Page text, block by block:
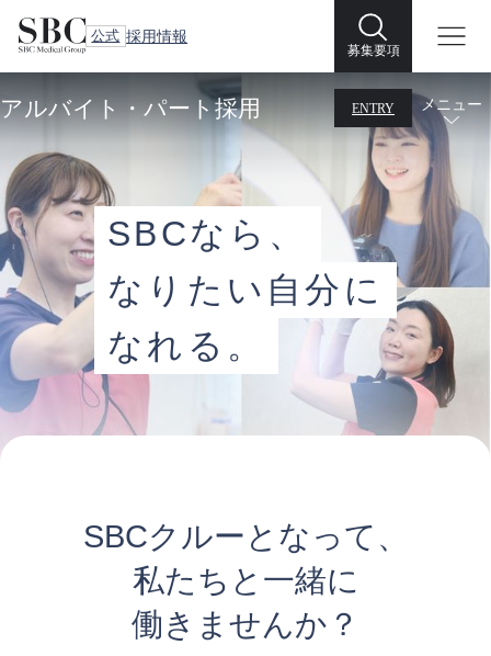
公式 採用情報
募集要項
アルバイト・パート採用 ENTRY メニュー
SBCなら、
なりたい自分に
なれる。
SBCクルーとなって、
私たちと一緒に
働きませんか？